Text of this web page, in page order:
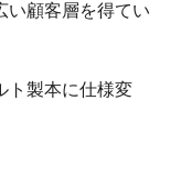
い顧客層を得てい
ト製本に仕様変